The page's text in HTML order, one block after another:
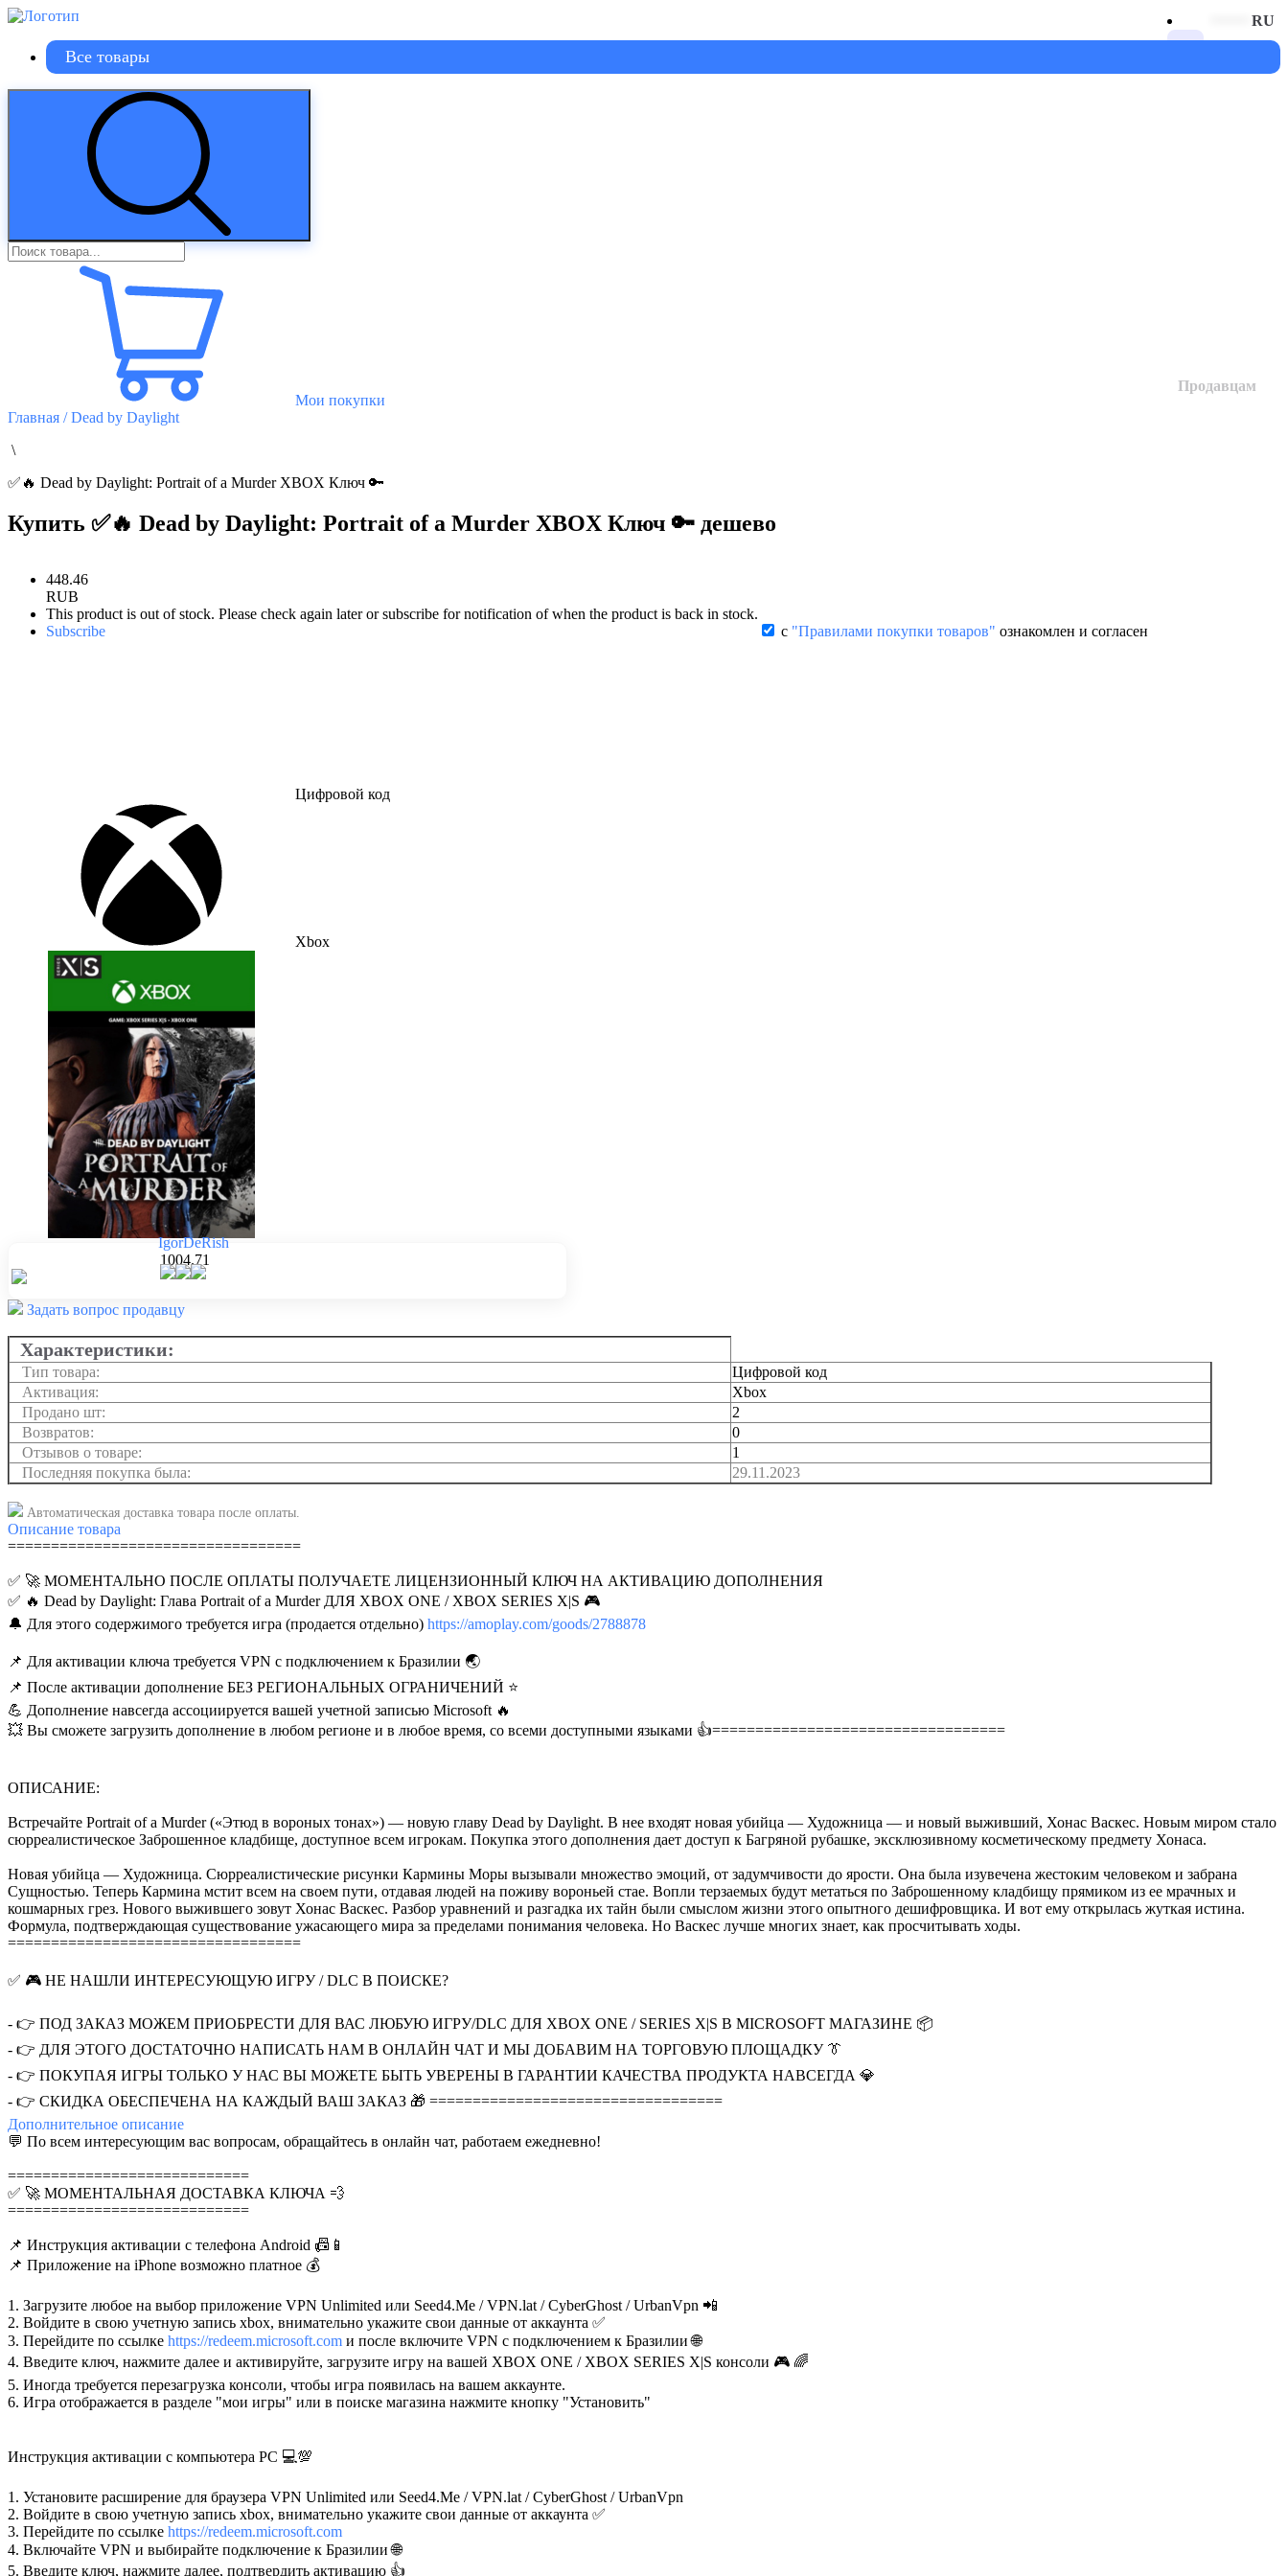
Продавцам
RU
Все товары
Мои покупки
Главная / Dead by Daylight
\
✅🔥 Dead by Daylight: Portrait of a Murder XBOX Ключ 🔑
Купить ✅🔥 Dead by Daylight: Portrait of a Murder XBOX Ключ 🔑 дешево
448.46
RUB
This product is out of stock. Please check again later or subscribe for notification of when the product is back in stock.
Subscribe
с "Правилами покупки товаров" ознакомлен и согласен
Цифровой код
Xbox
IgorDeRish
1004.71
Задать вопрос продавцу
Характеристики:
Тип товара:
Цифровой код
Активация:
Xbox
Продано шт:
2
Возвратов:
0
Отзывов о товаре:
1
Последняя покупка была:
29.11.2023
Автоматическая доставка товара после оплаты.
Описание товара
==================================
✅ 🚀 МОМЕНТАЛЬНО ПОСЛЕ ОПЛАТЫ ПОЛУЧАЕТЕ ЛИЦЕНЗИОННЫЙ КЛЮЧ НА АКТИВАЦИЮ ДОПОЛНЕНИЯ
✅ 🔥 Dead by Daylight: Глава Portrait of a Murder ДЛЯ XBOX ONE / XBOX SERIES X|S 🎮
🔔 Для этого содержимого требуется игра (продается отдельно) https://amoplay.com/goods/2788878
📌 Для активации ключа требуется VPN с подключением к Бразилии 🌏
📌 После активации дополнение БЕЗ РЕГИОНАЛЬНЫХ ОГРАНИЧЕНИЙ ⭐
💪 Дополнение навсегда ассоциируется вашей учетной записью Microsoft 🔥
💥 Вы сможете загрузить дополнение в любом регионе и в любое время, со всеми доступными языками 👍==================================
ОПИСАНИЕ:
Встречайте Portrait of a Murder («Этюд в вороных тонах») — новую главу Dead by Daylight. В нее входят новая убийца — Художница — и новый выживший, Хонас Васкес. Новым миром стало
сюрреалистическое Заброшенное кладбище, доступное всем игрокам. Покупка этого дополнения дает доступ к Багряной рубашке, эксклюзивному косметическому предмету Хонаса.
Новая убийца — Художница. Сюрреалистические рисунки Кармины Моры вызывали множество эмоций, от задумчивости до ярости. Она была изувечена жестоким человеком и забрана
Сущностью. Теперь Кармина мстит всем на своем пути, отдавая людей на поживу вороньей стае. Вопли терзаемых будут метаться по Заброшенному кладбищу прямиком из ее мрачных и
кошмарных грез. Нового выжившего зовут Хонас Васкес. Разбор уравнений и разгадка их тайн были смыслом жизни этого опытного дешифровщика. И вот ему открылась жуткая истина.
Формула, подтверждающая существование ужасающего мира за пределами понимания человека. Но Васкес лучше многих знает, как просчитывать ходы.
==================================
✅ 🎮 НЕ НАШЛИ ИНТЕРЕСУЮЩУЮ ИГРУ / DLC В ПОИСКЕ?
- 👉 ПОД ЗАКАЗ МОЖЕМ ПРИОБРЕСТИ ДЛЯ ВАС ЛЮБУЮ ИГРУ/DLC ДЛЯ XBOX ONE / SERIES X|S В MICROSOFT МАГАЗИНЕ 📦
- 👉 ДЛЯ ЭТОГО ДОСТАТОЧНО НАПИСАТЬ НАМ В ОНЛАЙН ЧАТ И МЫ ДОБАВИМ НА ТОРГОВУЮ ПЛОЩАДКУ 👔
- 👉 ПОКУПАЯ ИГРЫ ТОЛЬКО У НАС ВЫ МОЖЕТЕ БЫТЬ УВЕРЕНЫ В ГАРАНТИИ КАЧЕСТВА ПРОДУКТА НАВСЕГДА 💎
- 👉 СКИДКА ОБЕСПЕЧЕНА НА КАЖДЫЙ ВАШ ЗАКАЗ 🎁 ==================================
Дополнительное описание
💬 По всем интересующим вас вопросам, обращайтесь в онлайн чат, работаем ежедневно!
============================
✅ 🚀 МОМЕНТАЛЬНАЯ ДОСТАВКА КЛЮЧА 💨
============================
📌 Инструкция активации с телефона Android 📠📱
📌 Приложение на iPhone возможно платное 💰
1. Загрузите любое на выбор приложение VPN Unlimited или Seed4.Me / VPN.lat / CyberGhost / UrbanVpn 📲
2. Войдите в свою учетную запись xbox, внимательно укажите свои данные от аккаунта ✅
3. Перейдите по ссылке https://redeem.microsoft.com и после включите VPN c подключением к Бразилии 🌐
4. Введите ключ, нажмите далее и активируйте, загрузите игру на вашей XBOX ONE / XBOX SERIES X|S консоли 🎮 🌈
5. Иногда требуется перезагрузка консоли, чтобы игра появилась на вашем аккаунте.
6. Игра отображается в разделе "мои игры" или в поиске магазина нажмите кнопку "Установить"
Инструкция активации с компьютера PC 💻💯
1. Установите расширение для браузера VPN Unlimited или Seed4.Me / VPN.lat / CyberGhost / UrbanVpn
2. Войдите в свою учетную запись xbox, внимательно укажите свои данные от аккаунта ✅
3. Перейдите по ссылке https://redeem.microsoft.com
4. Включайте VPN и выбирайте подключение к Бразилии 🌐
5. Введите ключ, нажмите далее, подтвердить активацию 👍